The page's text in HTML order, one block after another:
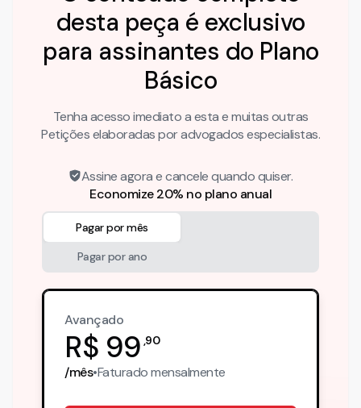
desta peça é exclusivo
para assinantes do Plano
Básico
Tenha acesso imediato a esta e muitas outras
Petições elaboradas por advogados especialistas.
Assine agora e cancele quando quiser.
Economize 20% no plano anual
Pagar por mês
Pagar por ano
Avançado
R$ 99 ,90
/mês•Faturadomensalmente